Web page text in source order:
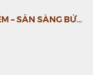
DU LỊCH TRẢI NGHIỆM – SẴN SÀNG BỨT PHÁ CÙNG MC VIỆT NAM